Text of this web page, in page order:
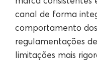
canal de forma
comportamento
regulamentações
limitações mais